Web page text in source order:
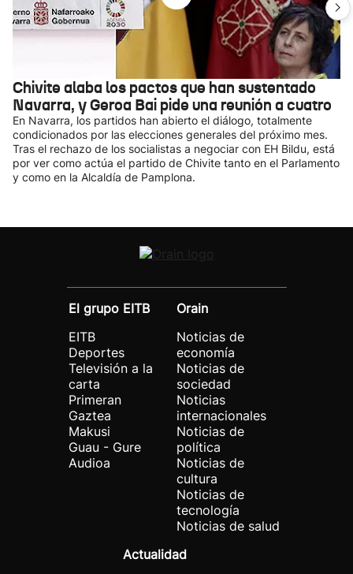
Chivite alaba los pactos que han sustentado
Navarra, y Geroa Bai pide una reunión a cuatro
En Navarra, los partidos han abierto el diálogo, totalmente
condicionados por las elecciones generales del próximo mes.
Tras el rechazo de los socialistas a negociar con EH Bildu, está
por ver como actúa el partido de Chivite tanto en el Parlamento
y como en la Alcaldía de Pamplona.
El grupo EITB
EITB
Deportes
Televisión a la
carta
Primeran
Gaztea
Makusi
Guau - Gure
Audioa
Orain
Noticias de
economía
Noticias de
sociedad
Noticias
internacionales
Noticias de
política
Noticias de
cultura
Noticias de
tecnología
Noticias de salud
Actualidad